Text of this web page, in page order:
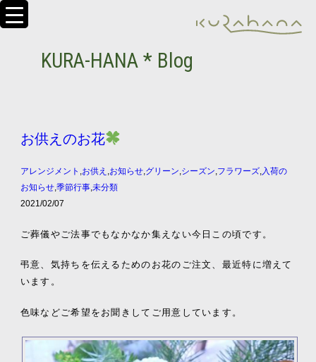
KURA-HANA * Blog
お供えのお花
アレンジメント ,お供え ,お知らせ,グリーン,シーズン,フラワーズ,入荷の
お知らせ,季節行事,未分類
2021/02/07
ご葬儀やご法事でもなかなか集えない今日この頃です。
弔意、気持ちを伝えるためのお花のご注文、最近特に増えて
います。
色味などご希望をお聞きしてご用意しています。